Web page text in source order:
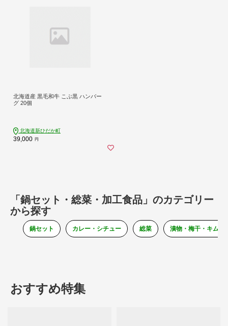
北海道産 黒毛和牛 こぶ黒 ハンバー
グ 20個
北海道新ひだか町
39,000 円
「鍋セット・総菜・加工食品」のカテゴリー
から探す
鍋セット カレー・シチュー 総菜 漬物・梅干・キムチ
おすすめ特集